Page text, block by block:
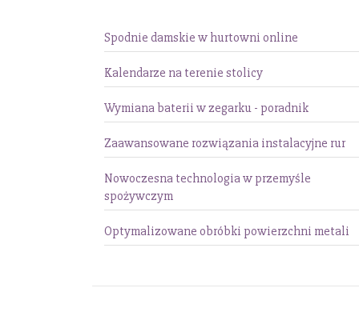
Spodnie damskie w hurtowni online
Kalendarze na terenie stolicy
Wymiana baterii w zegarku - poradnik
Zaawansowane rozwiązania instalacyjne rur
Nowoczesna technologia w przemyśle
spożywczym
Optymalizowane obróbki powierzchni metali